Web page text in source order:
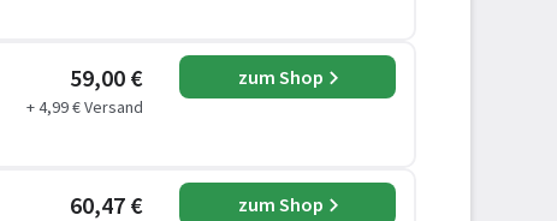
59,00 €
+ 4,99 € Versand
zum Shop
60,47 € zum Shop